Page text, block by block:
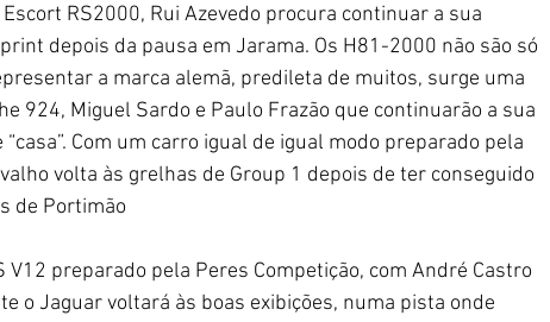
RS2000, Rui Azevedo procura continuar a sua
depois da pausa em Jarama. Os H81-2000 não são só
a marca alemã, predileta de muitos, surge uma
924, Miguel Sardo e Paulo Frazão que continuarão a sua
Com um carro igual de igual modo preparado pela
volta às grelhas de Group 1 depois de ter conseguido
de Portimão
o Jaguar voltará às boas exibições, numa pista onde